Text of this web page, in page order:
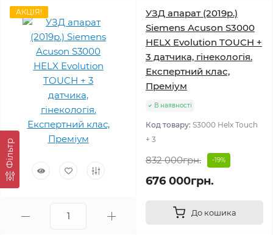
Фільтр
АКЦІЯ!
УЗД апарат (2019р.)
Siemens Acuson S3000
HELX Evolution TOUCH +
3 датчика, гінекологія.
Експертний клас,
Преміум
В наявності
Код товару: S3000 Helx Touch
+ 3
832 000грн. -19%
676 000грн.
До кошика